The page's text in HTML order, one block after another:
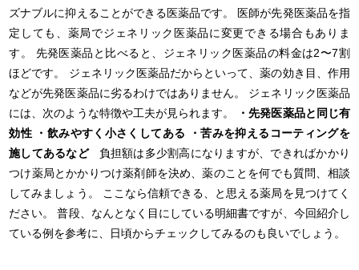
ズナブルに抑えることができる医薬品です。 医師が先発医薬品を指
定しても、薬局でジェネリック医薬品に変更できる場合もありま
す。 先発医薬品と比べると、ジェネリック医薬品の料金は2〜7割
ほどです。 ジェネリック医薬品だからといって、薬の効き目、作用
などが先発医薬品に劣るわけではありません。 ジェネリック医薬品
には、次のような特徴や工夫が見られます。
・先発医薬品と同じ有
効性
・飲みやすく小さくしてある
・苦みを抑えるコーティングを
施してあるなど負担額は多少割高になりますが、できればかかり
つけ薬局とかかりつけ薬剤師を決め、薬のことを何でも質問、相談
してみましょう。 ここなら信頼できる、と思える薬局を見つけてく
ださい。 普段、なんとなく目にしている明細書ですが、今回紹介し
ている例を参考に、日頃からチェックしてみるのも良いでしょう。